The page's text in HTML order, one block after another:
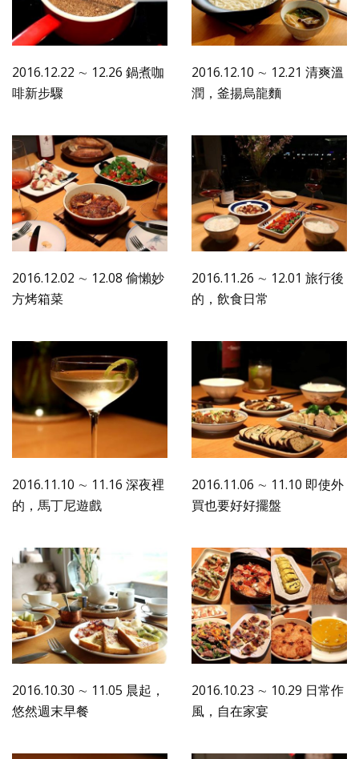
媒體報導一覽
訂閱電子報
2016.12.22 ∼ 12.26 鍋煮咖
啡新步驟
2016.12.10 ∼ 12.21 清爽溫
潤，釜揚烏龍麵
2016.12.02 ∼ 12.08 偷懶妙
方烤箱菜
2016.11.26 ∼ 12.01 旅行後
的，飲食日常
2016.11.10 ∼ 11.16 深夜裡
的，馬丁尼遊戲
2016.11.06 ∼ 11.10 即使外
買也要好好擺盤
2016.10.30 ∼ 11.05 晨起，
悠然週末早餐
2016.10.23 ∼ 10.29 日常作
風，自在家宴